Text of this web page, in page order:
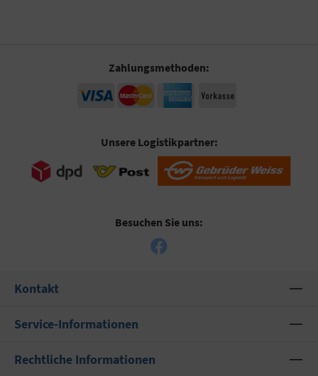
Zahlungsmethoden:
Unsere Logistikpartner:
Besuchen Sie uns:
Kontakt
Service-Informationen
Rechtliche Informationen